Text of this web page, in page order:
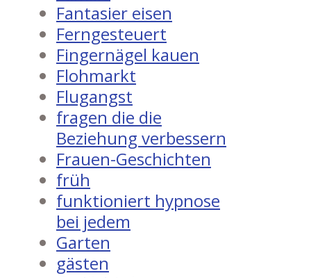
Fantasier eisen
Ferngesteuert
Fingernägel kauen
Flohmarkt
Flugangst
fragen die die
Beziehung verbessern
Frauen-Geschichten
früh
funktioniert hypnose
bei jedem
Garten
gästen